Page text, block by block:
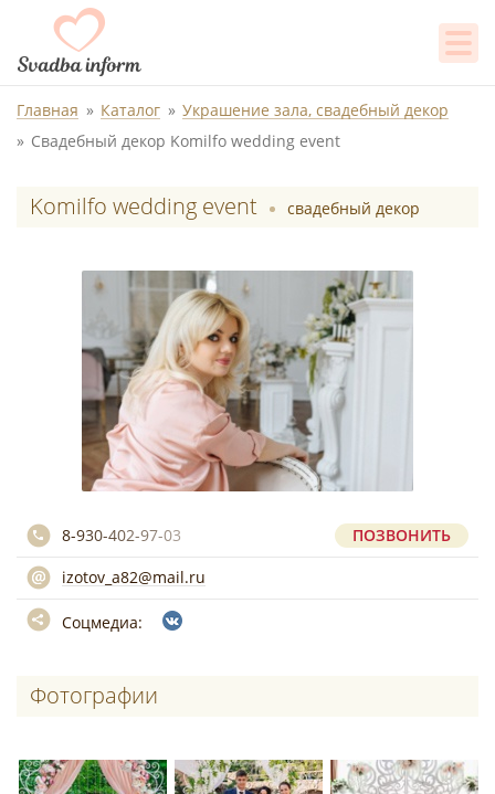
Главная Каталог
Украшение зала, свадебный декор
Свадебный декор Komilfo wedding event
Komilfo wedding event свадебный декор
8-930-402-97-03
ПОЗВОНИТЬ
izotov_a82@mail.ru
Соцмедиа:
Фотографии